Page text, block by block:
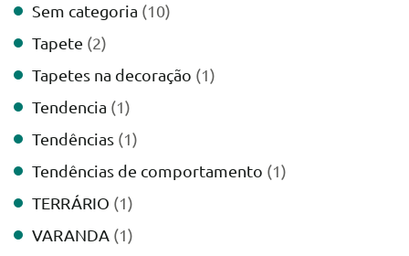
Sem categoria (10)
Tapete (2)
Tapetes na decoração (1)
Tendencia (1)
Tendências (1)
Tendências de comportamento (1)
TERRÁRIO (1)
VARANDA (1)